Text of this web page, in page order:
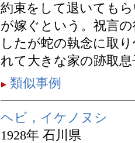
約束をして退いても
が嫁ぐという。祝言
したが蛇の執念に取
れて大きな家の跡取
類似事例
ヘビ，イケノヌシ
1928年 石川県